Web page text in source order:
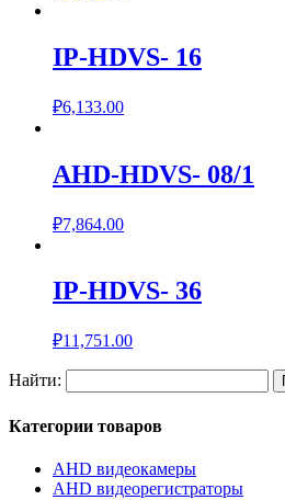
IP-HDVS- 16
₽6,133.00
AHD-HDVS- 08/1
₽7,864.00
IP-HDVS- 36
₽11,751.00
Найти:
Категории товаров
AHD видеокамеры
AHD видеорегистраторы